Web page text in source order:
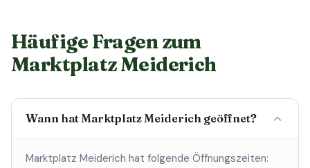
Häufige Fragen zum
Marktplatz Meiderich
Wann hat Marktplatz Meiderich geöffnet?
Marktplatz Meiderich hat folgende Öffnungszeiten: